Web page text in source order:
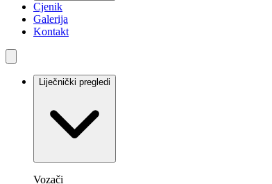
Cjenik
Galerija
Kontakt
Liječnički pregledi
Vozači